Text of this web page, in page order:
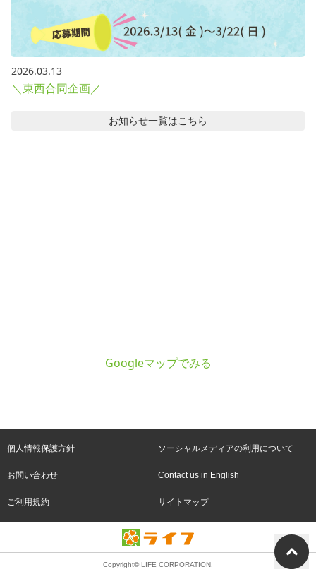
2026.03.13
＼東西合同企画／
お知らせ一覧はこちら
Googleマップでみる
個人情報保護方針 ソーシャルメディアの利用について
お問い合わせ Contact us in English
ご利用規約 サイトマップ
Copyright© LIFE CORPORATION.